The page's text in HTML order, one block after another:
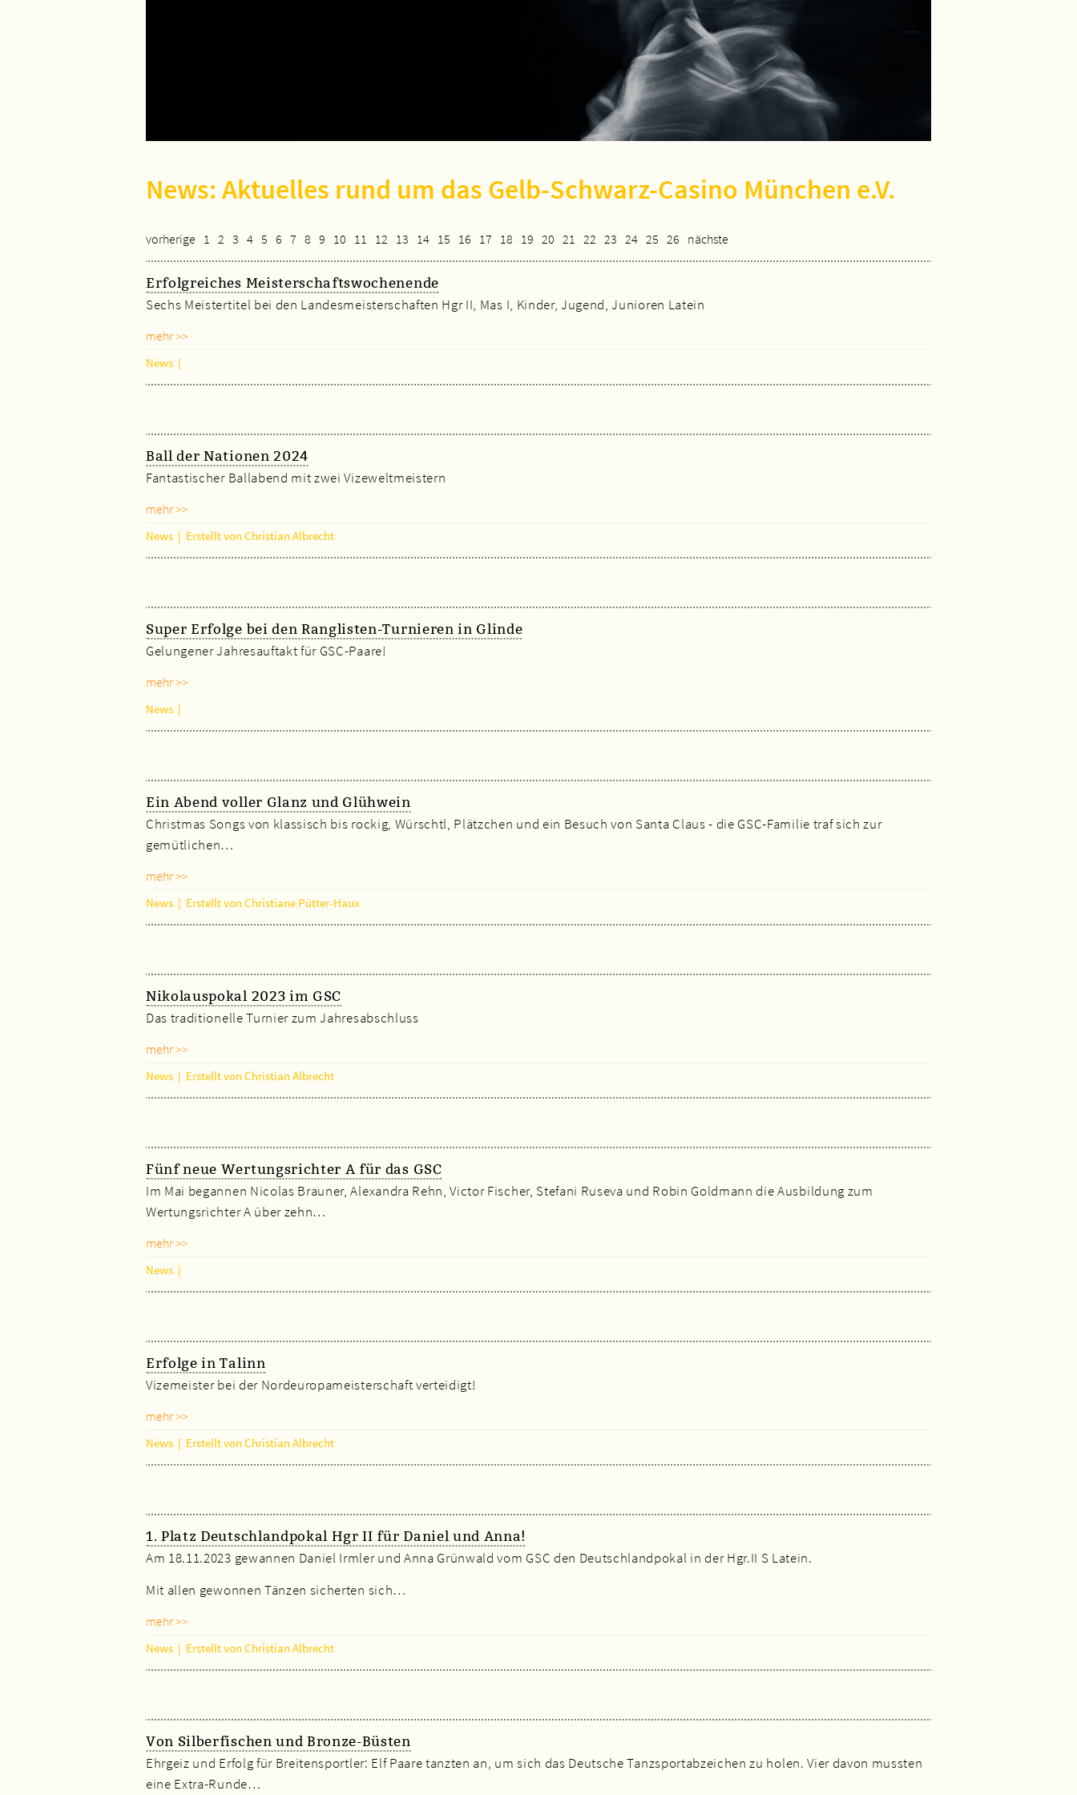
News: Aktuelles rund um das Gelb-Schwarz-Casino München e.V.
vorherige 1 2 3 4 5 6 7 8 9 10 11 12 13 14 15 16 17 18 19 20 21 22 23 24 25 26 nächste
Erfolgreiches Meisterschaftswochenende
Sechs Meistertitel bei den Landesmeisterschaften Hgr II, Mas I, Kinder, Jugend, Junioren Latein
mehr >>
News |
Ball der Nationen 2024
Fantastischer Ballabend mit zwei Vizeweltmeistern
mehr >>
News | Erstellt von Christian Albrecht
Super Erfolge bei den Ranglisten-Turnieren in Glinde
Gelungener Jahresauftakt für GSC-Paare!
mehr >>
News |
Ein Abend voller Glanz und Glühwein
Christmas Songs von klassisch bis rockig, Würschtl, Plätzchen und ein Besuch von Santa Claus - die GSC-Familie traf sich zur
gemütlichen…
mehr >>
News | Erstellt von Christiane Pütter-Haux
Nikolauspokal 2023 im GSC
Das traditionelle Turnier zum Jahresabschluss
mehr >>
News | Erstellt von Christian Albrecht
Fünf neue Wertungsrichter A für das GSC
Im Mai begannen Nicolas Brauner, Alexandra Rehn, Victor Fischer, Stefani Ruseva und Robin Goldmann die Ausbildung zum
Wertungsrichter A über zehn…
mehr >>
News |
Erfolge in Talinn
Vizemeister bei der Nordeuropameisterschaft verteidigt!
mehr >>
News | Erstellt von Christian Albrecht
1. Platz Deutschlandpokal Hgr II für Daniel und Anna!
Am 18.11.2023 gewannen Daniel Irmler und Anna Grünwald vom GSC den Deutschlandpokal in der Hgr.II S Latein.
Mit allen gewonnen Tänzen sicherten sich…
mehr >>
News | Erstellt von Christian Albrecht
Von Silberfischen und Bronze-Büsten
Ehrgeiz und Erfolg für Breitensportler: Elf Paare tanzten an, um sich das Deutsche Tanzsportabzeichen zu holen. Vier davon mussten
eine Extra-Runde…